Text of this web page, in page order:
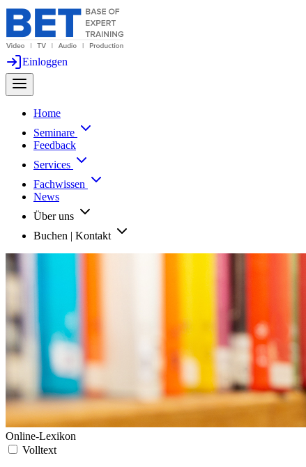
Einloggen
Home
Seminare
Feedback
Services
Fachwissen
News
Über uns
Buchen | Kontakt
Online-Lexikon
Volltext